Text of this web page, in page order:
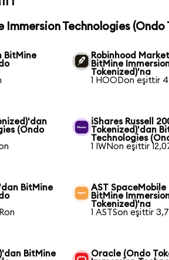
Technologies (Ondo
BitMine
Robinhood
BitMine
Tokenized)'na
1 HOODon eşittir
(Ondo
iShares Russell
Tokenized)'dan
Technologies
1 IWNon eşittir
BitMine
AST
BitMine
Tokenized)'na
1 ASTSon eşittir
BitMine
Oracle (Ondo